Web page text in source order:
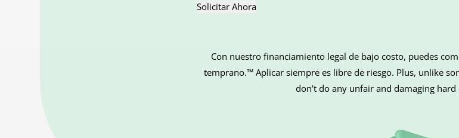
Solicitar Ahora
Con nuestro financiamiento legal de bajo costo, puedes
temprano.™ Aplicar siempre es libre de riesgo. Plus, unlike
don’t do any unfair and damaging